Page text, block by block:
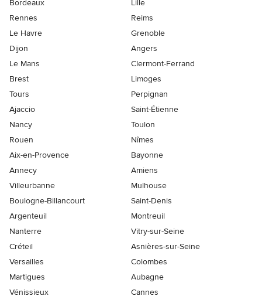
Bordeaux
Lille
Rennes
Reims
Le Havre
Grenoble
Dijon
Angers
Le Mans
Clermont-Ferrand
Brest
Limoges
Tours
Perpignan
Ajaccio
Saint-Étienne
Nancy
Toulon
Rouen
Nîmes
Aix-en-Provence
Bayonne
Annecy
Amiens
Villeurbanne
Mulhouse
Boulogne-Billancourt
Saint-Denis
Argenteuil
Montreuil
Nanterre
Vitry-sur-Seine
Créteil
Asnières-sur-Seine
Versailles
Colombes
Martigues
Aubagne
Vénissieux
Cannes